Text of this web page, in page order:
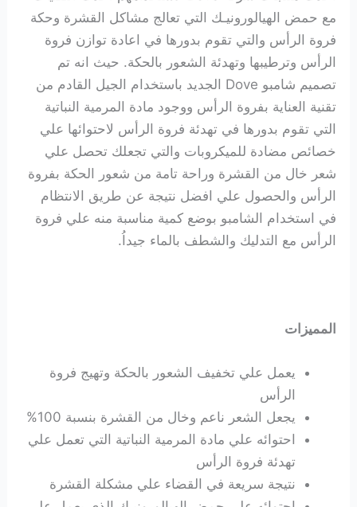
مع حمض الهيالورونيـك التي تعالج مشاكل القشرة وحكة
فروة الرأس والتي تقوم بدورها في اعادة توازن فروة
الرأس وترطيبها وتهدئة الشعور بالحكة. حيث انه تم
تصميم شامبو Dove الجديد باستخدام الجيل القادم من
تقنية العناية بفروة الرأس ووجود مادة المرمية النباتية
التي تقوم بدورها في تهدئة فروة الرأس لاحتوائها علي
خصائص مضادة للميكروبات والتي تجعلك تحصل علي
شعر خال من القشرة وراحة تامة من شعور الحكة بفروة
الرأس والحصول علي افضل نتيجة عن طريق الانتظام
في استخدام الشامبو بوضع كمية مناسبة منه علي فروة
الرأس مع التدليك والشطف بالماء جيداُ.
المميزات
يعمل علي تخفيف الشعور بالحكة وتهيج فروة
الرأس
يجعل الشعر ناعم وخال من القشرة بنسبة 100%
احتوائه علي مادة المرمية النباتية التي تعمل علي
تهدئة فروة الرأس
نتيجة سريعة في القضاء علي مشكلة القشرة